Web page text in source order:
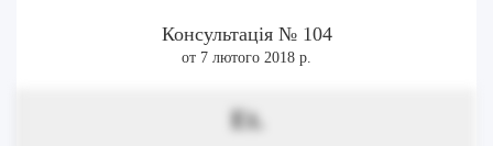
Консультація № 104
от 7 лютого 2018 р.
Et.